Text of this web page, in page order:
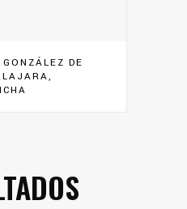
DE